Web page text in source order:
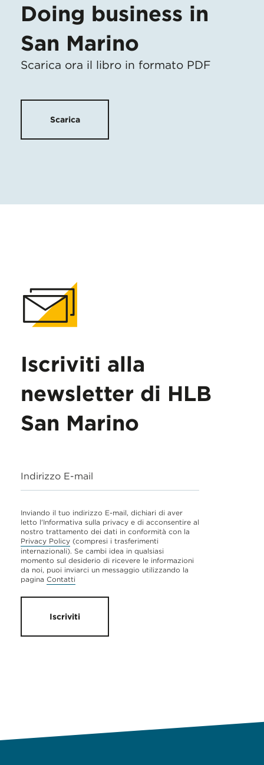
Doing business in
San Marino
Scarica ora il libro in formato PDF
Scarica
Iscriviti alla
newsletter di HLB
San Marino
Indirizzo E-mail
Inviando il tuo indirizzo E-mail, dichiari di aver
letto l'Informativa sulla privacy e di acconsentire al
nostro trattamento dei dati in conformità con la
Privacy Policy (compresi i trasferimenti
internazionali). Se cambi idea in qualsiasi
momento sul desiderio di ricevere le informazioni
da noi, puoi inviarci un messaggio utilizzando la
pagina Contatti
Iscriviti